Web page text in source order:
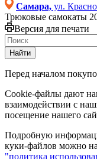
Самара, ул.
Трюковые самокаты
Версия для печати
Найти
Перед началом
Cookie-файлы дают
взаимодействии с
посещение нашего
Подробную
куки-файлов можно
"политика